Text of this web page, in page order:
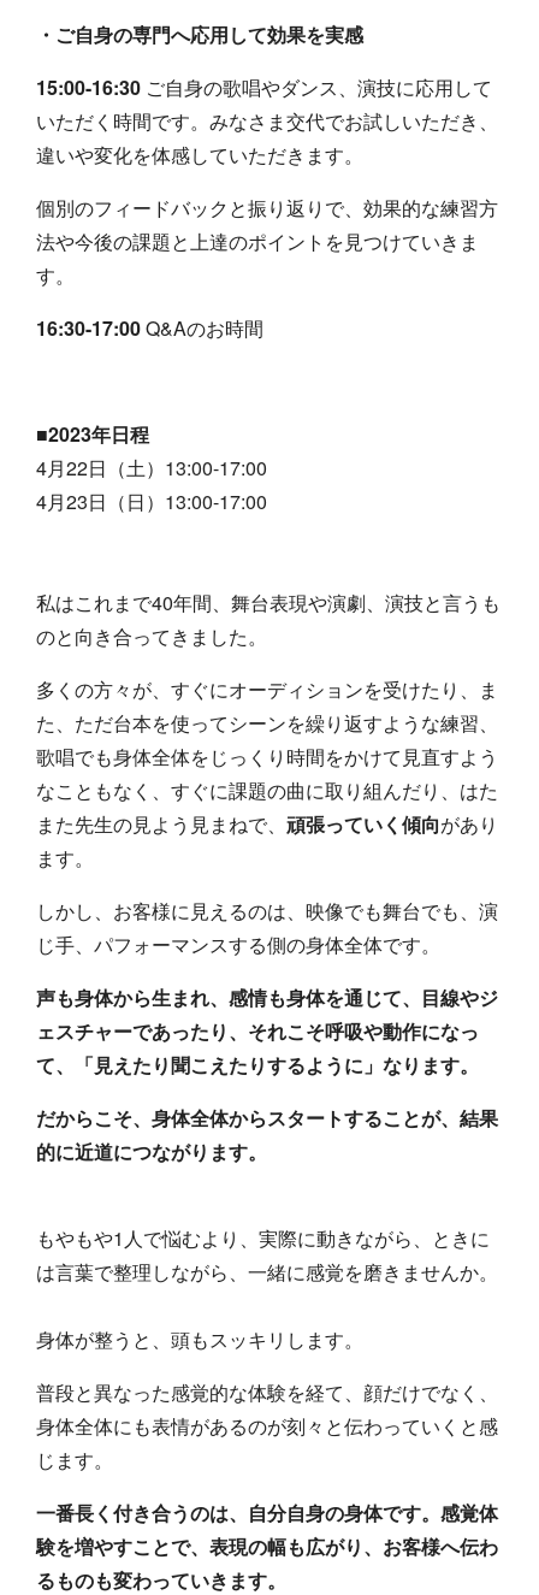
・ ご自身の専門へ応用して効果を実感
15:00-16:30 ご自身の歌唱やダンス、演技に応用して
いただく時間です。みなさま交代でお試しいただき、
違いや変化を体感していただきます。
個別のフィードバックと振り返りで、効果的な練習方
法や今後の課題と上達のポイントを見つけていきま
す。
16:30-17:00Q&Aのお時間
■2023年日程
4月22日（土）13:00-17:00
4月23日（日）13:00-17:00
私はこれまで40年間、舞台表現や演劇、演技と言うも
のと向き合ってきました。
多くの方々が、すぐにオーディションを受けたり、ま
た、ただ台本を使ってシーンを繰り返すような練習、
歌唱でも身体全体をじっくり時間をかけて見直すよう
なこともなく、すぐに課題の曲に取り組んだり、はた
また先生の見よう見まねで、頑張っていく傾向があり
ます。
しかし、お客様に見えるのは、映像でも舞台でも、演
じ手、パフォーマンスする側の身体全体です。
声も身体から生まれ、感情も身体を通じて、目線やジ
ェスチャーであったり、それこそ呼吸や動作になっ
て、「見えたり聞こえたりするように」なります。
だからこそ、身体全体からスタートすることが、結果
的に近道につながります。
もやもや1人で悩むより、実際に動きながら、ときに
は言葉で整理しながら、一緒に感覚を磨きませんか。
身体が整うと、頭もスッキリします。
普段と異なった感覚的な体験を経て、顔だけでなく、
身体全体にも表情があるのが刻々と伝わっていくと感
じます。
一番長く付き合うのは、自分自身の身体です。感覚体
験を増やすことで、表現の幅も広がり、お客様へ伝わ
るものも変わっていきます。